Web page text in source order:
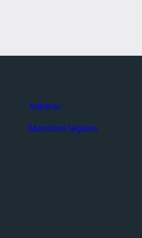
Adhérer
Mentions légales